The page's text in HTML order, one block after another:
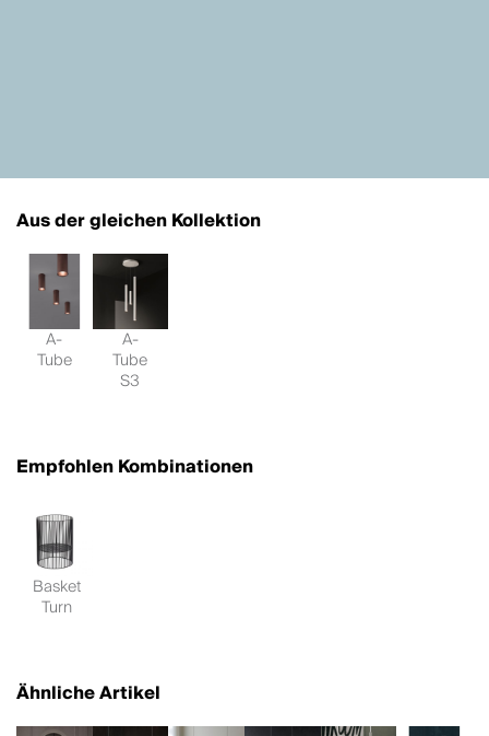
Aus der gleichen Kollektion
A-
Tube
A-
Tube
S3
Empfohlen Kombinationen
Basket
Turn
Ähnliche Artikel